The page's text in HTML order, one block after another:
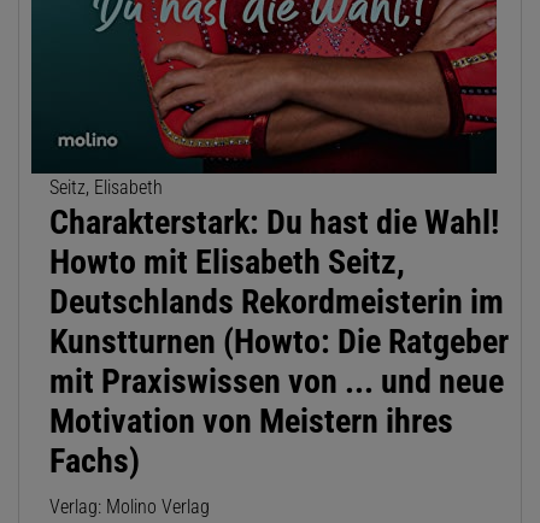
Seitz, Elisabeth
Charakterstark: Du hast die Wahl!
Howto mit Elisabeth Seitz,
Deutschlands Rekordmeisterin im
Kunstturnen (Howto: Die Ratgeber
mit Praxiswissen von ... und neue
Motivation von Meistern ihres
Fachs)
Verlag: Molino Verlag